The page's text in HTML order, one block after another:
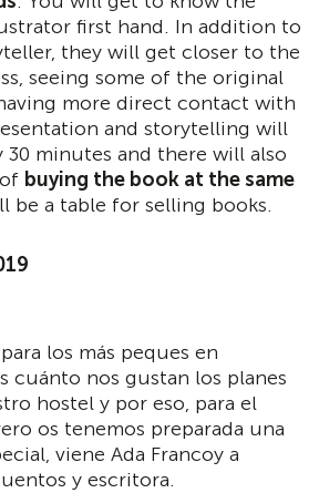
first hand. In addition to
they will get closer to the
seeing some of the original
more direct contact with
and storytelling will
30 minutes and there will also
buying the book at the same
be a table for selling books.
los más peques en
cuánto nos gustan los planes
hostel y por eso, para el
os tenemos preparada una
viene Ada Francoy a
y escritora.